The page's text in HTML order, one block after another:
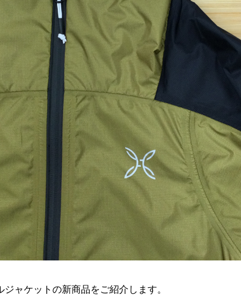
ジャケットの新商品をご紹介します。